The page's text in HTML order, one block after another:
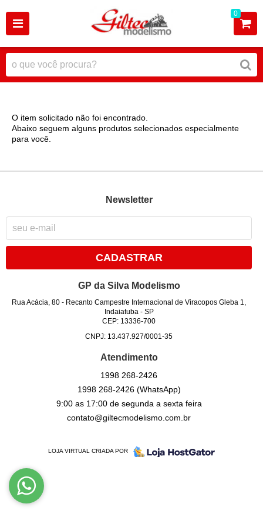
0
O item solicitado não foi encontrado.
Abaixo seguem alguns produtos selecionados especialmente
para você.
Newsletter
CADASTRAR
GP da Silva Modelismo
Rua Acácia, 80 - Recanto Campestre Internacional de Viracopos Gleba 1,
Indaiatuba- SP
CEP: 13336-700
CNPJ: 13.437.927/0001-35
Atendimento
1998 268-2426
1998268-2426 (WhatsApp)
9:00 as 17:00 de segunda a sexta feira
contato@giltecmodelismo.com.br
LOJA VIRTUAL CRIADA POR